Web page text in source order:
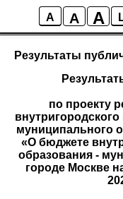
A A A
Результаты
по проекту
муниципального
«О бюджете
образования -
городе Москве